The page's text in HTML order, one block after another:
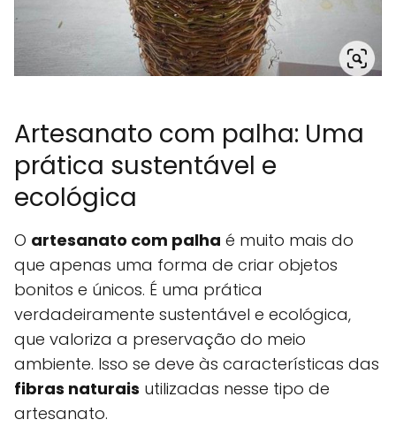
Artesanato com palha: Uma
prática sustentável e
ecológica
O artesanato com palha é muito mais do
que apenas uma forma de criar objetos
bonitos e únicos. É uma prática
verdadeiramente sustentável e ecológica,
que valoriza a preservação do meio
ambiente. Isso se deve às características das
fibras naturais utilizadas nesse tipo de
artesanato.